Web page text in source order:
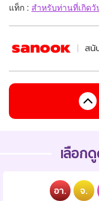
แท็ก : สำหรับท่านที่เกิด
สนั
เลือก
อา. จ.